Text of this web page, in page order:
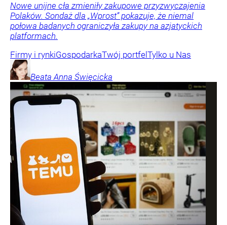
Nowe unijne cła zmieniły zakupowe przyzwyczajenia
Polaków. Sondaż dla „Wprost” pokazuje, że niemal
połowa badanych ograniczyła zakupy na azjatyckich
platformach.
Firmy i rynkiGospodarkaTwój portfel Tylko u Nas
Beata Anna Święcicka